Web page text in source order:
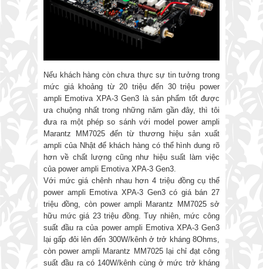
Nếu khách hàng còn chưa thực sự tin tưởng trong
mức giá khoảng từ 20 triệu đến 30 triệu power
ampli Emotiva XPA-3 Gen3 là sản phẩm tốt được
ưa chuộng nhất trong những năm gần đây, thì tôi
đưa ra một phép so sánh với model power ampli
Marantz MM7025 đến từ thương hiệu sản xuất
ampli của Nhật để khách hàng có thể hình dung rõ
hơn về chất lượng cũng như hiệu suất làm việc
của power ampli Emotiva XPA-3 Gen3.
Với mức giá chênh nhau hơn 4 triệu đồng cụ thể
power ampli Emotiva XPA-3 Gen3 có giá bán 27
triệu đồng, còn power ampli Marantz MM7025 sở
hữu mức giá 23 triệu đồng. Tuy nhiên, mức công
suất đầu ra của power ampli Emotiva XPA-3 Gen3
lại gấp đôi lên đến 300W/kênh ở trở kháng 8Ohms,
còn power ampli Marantz MM7025 lại chỉ đạt công
suất đầu ra có 140W/kênh cùng ở mức trở kháng